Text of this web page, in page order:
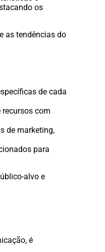
os
as tendências do
de cada
com
de marketing,
para
alvo e
é